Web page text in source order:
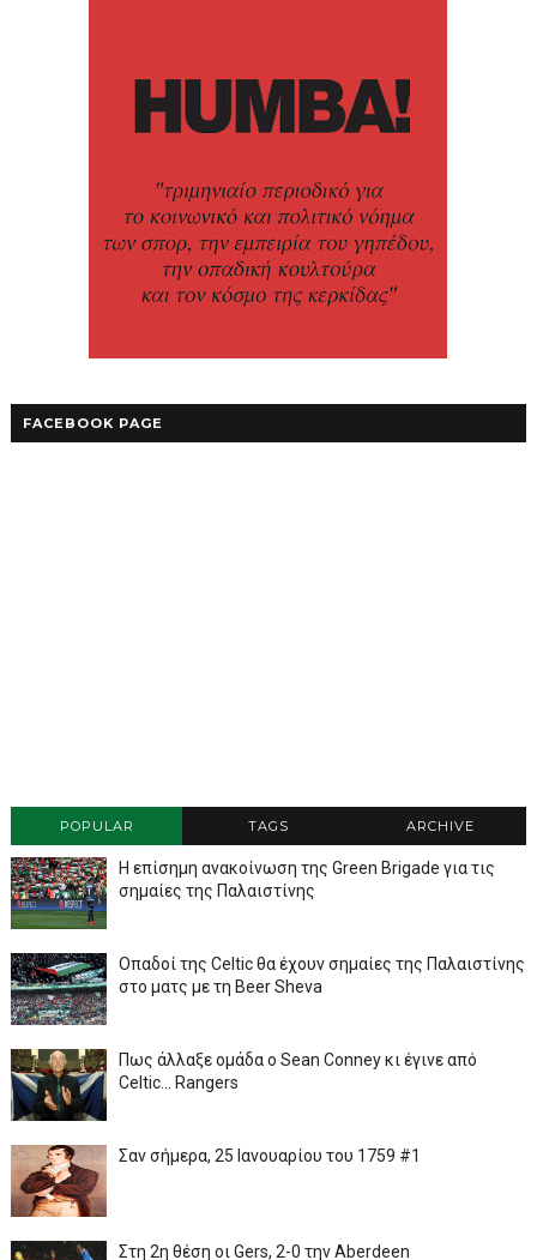
FACEBOOK PAGE
POPULAR TAGS ARCHIVE
Η επίσημη ανακοίνωση της Green Brigade για τις
σημαίες της Παλαιστίνης
Οπαδοί της Celtic θα έχουν σημαίες της Παλαιστίνης
στο ματς με τη Beer Sheva
Πως άλλαξε ομάδα ο Sean Conney κι έγινε από
Celtic... Rangers
Σαν σήμερα, 25 Ιανουαρίου του 1759 #1
Στη 2η θέση οι Gers, 2-0 την Aberdeen